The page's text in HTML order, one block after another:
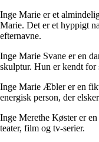
Inge Marie er et
Marie. Det er et hyppigt
efternavne.
Inge Marie Svane er en
skulptur. Hun er kendt for
Inge Marie Æbler er en
energisk person, der
Inge Merethe Køster er
teater, film og tv-serier.